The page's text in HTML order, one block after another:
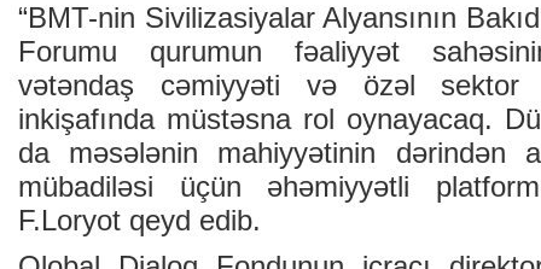
“BMT-nin Sivilizasiyalar Alyansının
Forumu qurumun fəaliyyət
vətəndaş cəmiyyəti və özəl sektor
inkişafında müstəsna rol oynayacaq.
da məsələnin mahiyyətinin dərindən
mübadiləsi üçün əhəmiyyətli
F.Loryot qeyd edib.